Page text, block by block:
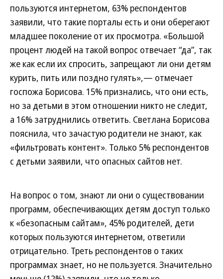
пользуются интернетом, 63% респондентов
заявили, что такие порталы есть и они оберегают
младшее поколение от их просмотра. «Большой
процент людей на такой вопрос отвечает “да”, так
же как если их спросить, запрещают ли они детям
курить, пить или поздно гулять»,— отмечает
госпожа Борисова. 15% признались, что они есть,
но за детьми в этом отношении никто не следит,
а 16% затруднились ответить. Светлана Борисова
пояснила, что зачастую родители не знают, как
«фильтровать контент». Только 5% респондентов
с детьми заявили, что опасных сайтов нет.
На вопрос о том, знают ли они о существовании
программ, обеспечивающих детям доступ только
к «безопасным сайтам», 45% родителей, дети
которых пользуются интернетом, ответили
отрицательно. Треть респондентов о таких
программах знает, но не пользуется. Значительно